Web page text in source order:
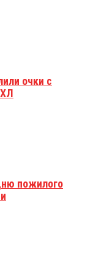
очки с
пожилого